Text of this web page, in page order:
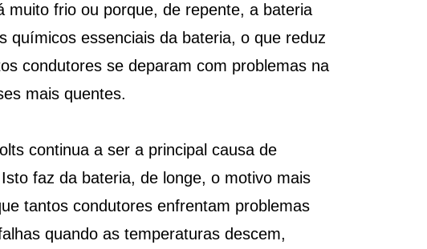
frio ou porque, de repente, a bateria
químicos essenciais da bateria, o que reduz
condutores se deparam com problemas na
mais quentes.
continua a ser a principal causa de
faz da bateria, de longe, o motivo mais
tantos condutores enfrentam problemas
quando as temperaturas descem,